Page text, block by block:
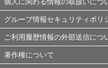
グループ情報セキュリティポリ
ご利用履歴情報の外部送信につ
著作権について